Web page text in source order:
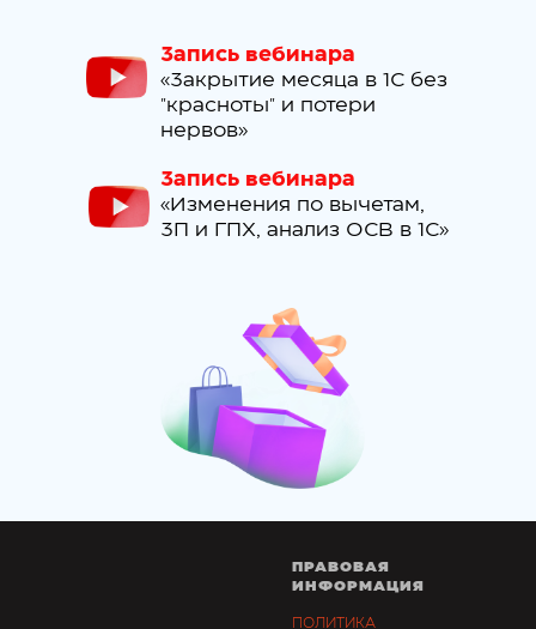
Запись вебинара
«Изменения по вычетам,
ЗП и ГПХ, анализ ОСВ в 1С»
Запись вебинара
«Закрытие месяца в 1С без
"красноты" и потери
нервов»
ПРАВОВАЯ
ИНФОРМАЦИЯ
ПОЛИТИКА